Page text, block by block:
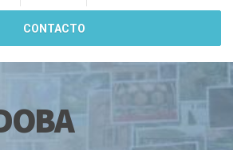
CONTACTO